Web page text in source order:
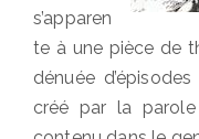
s’apparen
te à une pièce de
dénuée
créé par la